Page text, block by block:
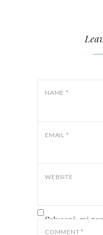
NAME *
EMAIL *
WEBSITE
Salvează-mi
web în acest
COMMENT *